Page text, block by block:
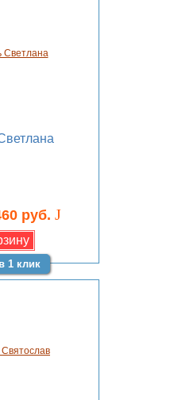
руб. J
1 клик